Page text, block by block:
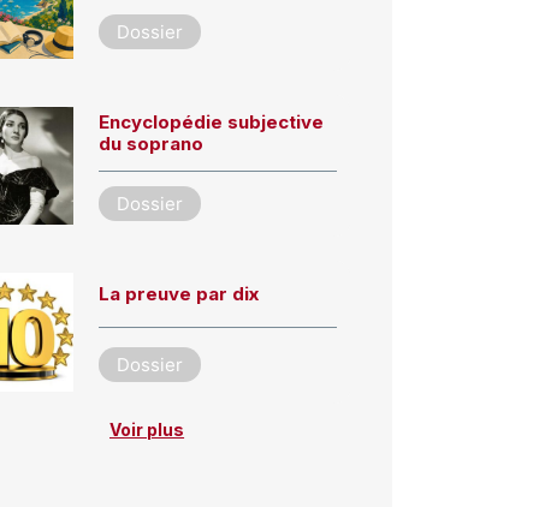
Dossier
Encyclopédie subjective
du soprano
Dossier
La preuve par dix
Dossier
Voir plus